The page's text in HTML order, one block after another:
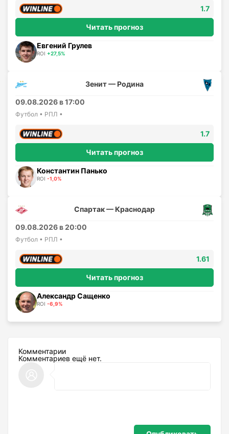
1.7
Читать прогноз
Евгений Грулев
ROI +27,5%
Зенит — Родина
09.08.2026 в 17:00
Футбол • РПЛ •
1.7
Читать прогноз
Константин Панько
ROI -1,0%
Спартак — Краснодар
09.08.2026 в 20:00
Футбол • РПЛ •
1.61
Читать прогноз
Александр Сащенко
ROI -6,9%
Комментарии
Комментариев ещё нет.